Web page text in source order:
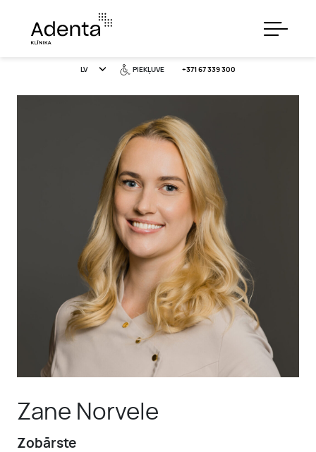
LV +371 67 339 300
PIEKĻUVE
PAKALPOJUMI
ĪPAŠIE PIEDĀVĀJUMI
MŪSU KOMANDA
KONTAKTI
PAR MUMS
Zane Norvele
Zobārste